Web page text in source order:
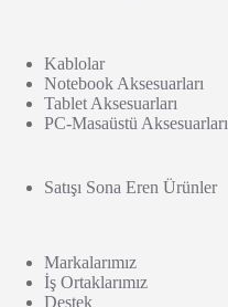
Kablolar
Notebook Aksesuarları
Tablet Aksesuarları
PC-Masaüstü Aksesuarları
Satışı Sona Eren Ürünler
Markalarımız
İş Ortaklarımız
Destek